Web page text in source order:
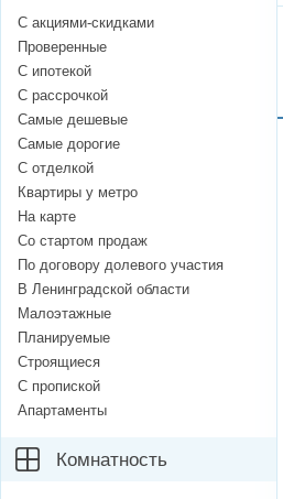
С акциями-скидками
Проверенные
С ипотекой
С рассрочкой
Самые дешевые
Самые дорогие
С отделкой
Квартиры у метро
На карте
Со стартом продаж
По договору долевого участия
В Ленинградской области
Малоэтажные
Планируемые
Строящиеся
С пропиской
Апартаменты
Комнатность